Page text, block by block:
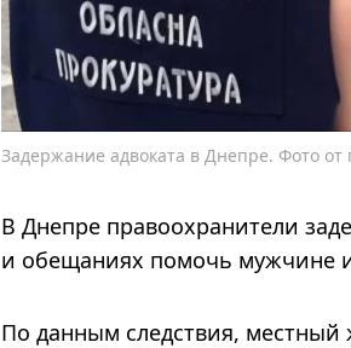
Задержание адвоката в Днепре. Фото от
В Днепре правоохранители
и обещаниях помочь мужчине
По данным следствия,